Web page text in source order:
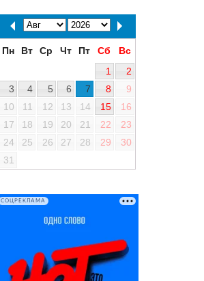
Пн Вт Ср Чт Пт Сб
Вс
1
2
3
4 5 6 7 8
9
10
11 12 13 14 15
16
17
18 19 20 21 22
23
24
25 26 27 28 29
30
31
СОЦРЕКЛАМА